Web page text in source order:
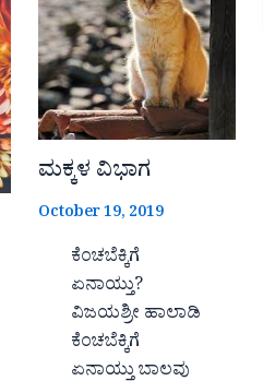
ಮಕ್ಕಳ ವಿಭಾಗ
October 19, 2019
ಕೆಂಚಬೆಕ್ಕಿಗೆ
ಏನಾಯ್ತು?
ವಿಜಯಶ್ರೀ ಹಾಲಾಡಿ
ಕೆಂಚಬೆಕ್ಕಿಗೆ
ಏನಾಯ್ತು ಬಾಲವು